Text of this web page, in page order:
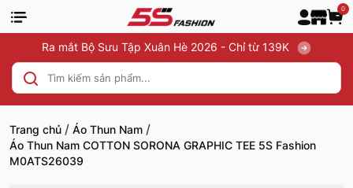
0
Ra mắt Bộ Sưu Tập Xuân Hè 2026 - Chỉ từ 139K
Trang chủ / Áo Thun Nam /
Áo Thun Nam COTTON SORONA GRAPHIC TEE 5S Fashion
M0ATS26039